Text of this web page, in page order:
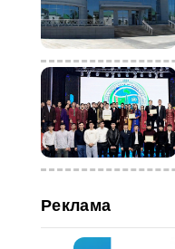
Реклама